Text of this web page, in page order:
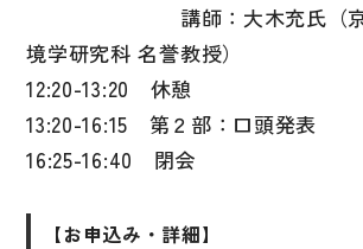
コンピューター
カセットテープ・ＣＤ
カード・ゲーム・絵教材
絵本・子ども向け補助
図表
講師：大木充氏（京都
境学研究科 名誉教授）
12:20-13:20 休憩
13:20-16:15 第２部：口頭発表
16:25-16:40 閉会
【お申込み・詳細】